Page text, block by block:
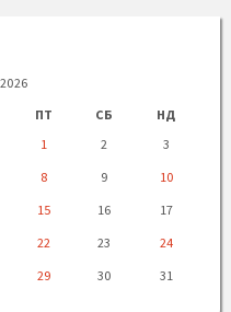
ПТ СБ
НД
1
2
3
8 9
10
15 16
17
22 23
24
29 30 31